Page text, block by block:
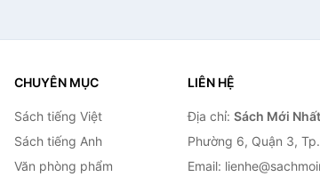
CHUYÊN MỤC
Sách tiếng Việt
Sách tiếng Anh
Văn phòng phẩm
LIÊN HỆ
Địa chỉ: Sách Mới Nhất
Phường 6, Quận 3,
Email: